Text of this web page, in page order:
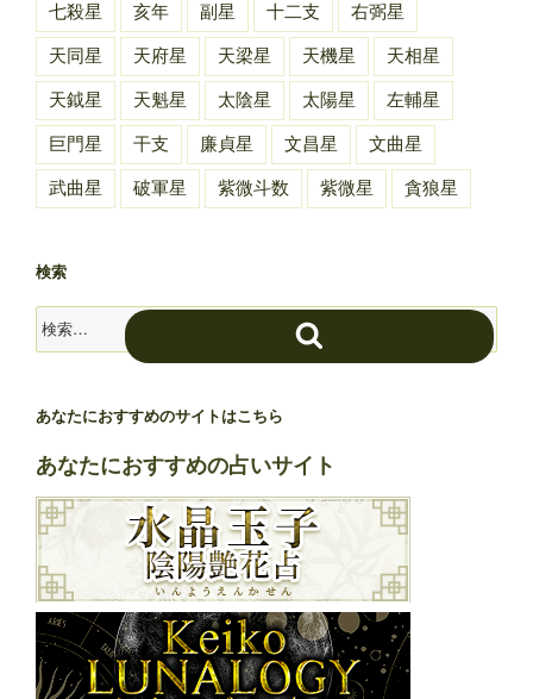
七殺星 亥年 副星 十二支 右弼星
天同星 天府星 天梁星 天機星 天相星
天鉞星 天魁星 太陰星 太陽星 左輔星
巨門星 干支 廉貞星 文昌星 文曲星
武曲星 破軍星 紫微斗数 紫微星 貪狼星
検索
検
索:
索
あなたにおすすめのサイトはこちら
あなたにおすすめの占いサイト